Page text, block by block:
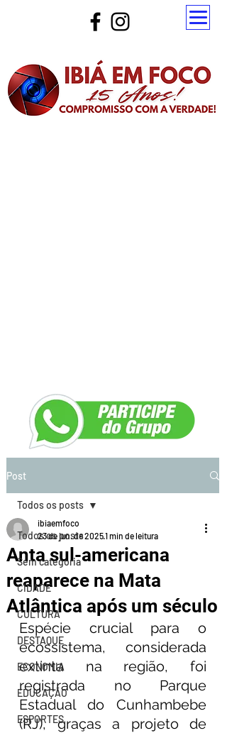
Post
Todos os posts
Sem categoria
CIDADE
CULTURA
DESTAQUE
ECONOMIA
EDUCAÇÃO
ESPORTES
Todos os posts
Anta sul-americana
reaparece na Mata
Atlântica após um século
ibiaemfoco
23 de jun. de 20251 min de leitura
Espécie crucial para o
ecossistema, considerada
extinta na região, foi
registrada no Parque
Estadual do Cunhambebe
(RJ), graças a projeto de